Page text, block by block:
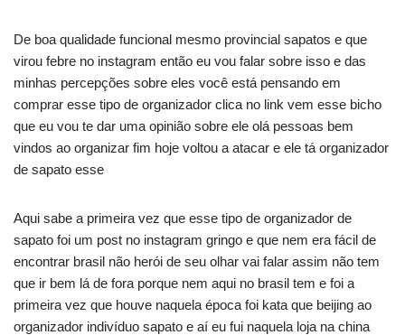
De boa qualidade funcional mesmo provincial sapatos e que
virou febre no instagram então eu vou falar sobre isso e das
minhas percepções sobre eles você está pensando em
comprar esse tipo de organizador clica no link vem esse bicho
que eu vou te dar uma opinião sobre ele olá pessoas bem
vindos ao organizar fim hoje voltou a atacar e ele tá organizador
de sapato esse
Aqui sabe a primeira vez que esse tipo de organizador de
sapato foi um post no instagram gringo e que nem era fácil de
encontrar brasil não herói de seu olhar vai falar assim não tem
que ir bem lá de fora porque nem aqui no brasil tem e foi a
primeira vez que houve naquela época foi kata que beijing ao
organizador indivíduo sapato e aí eu fui naquela loja na china